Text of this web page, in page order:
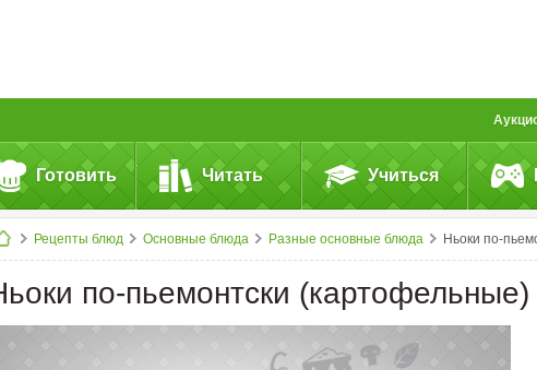
Готовить Читать Учиться
Рецепты блюд Основные блюда Разные основные блюда Ньоки по-пьемонтски
по-пьемонтски (картофельные)